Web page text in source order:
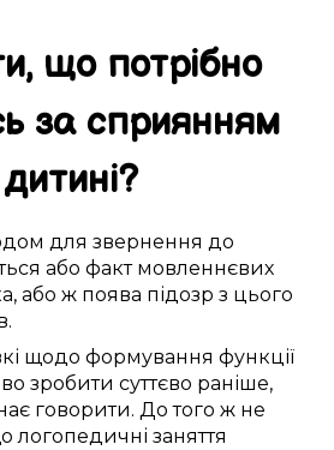
, що потрібно
за сприянням
?
для звернення до
або факт мовленнєвих
, або ж поява підозр з цього
.
щодо формування функції
зробити суттєво раніше,
говорити. До того ж не
логопедичні заняття